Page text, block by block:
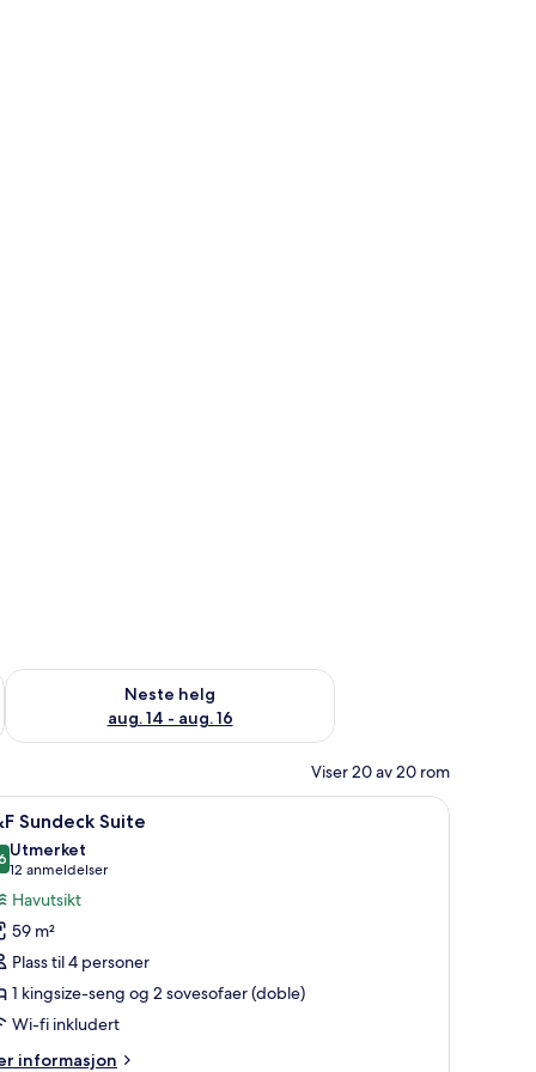
7 - aug. 9
Neste helg
aug. 14 - aug. 16
Sjekk tilgjengelighet for neste helg, aug. 14 - aug. 16
Viser 20 av 20 rom
| Minibar (inkludert), safe på rommet, skrivebord og blendingsgardiner
F&F Sundeck Suite | Minibar (inkludert),
15 Sundeck Suite
av 10
Utmerket
12 anmeldelser
(12
anmeldelser)
Havutsikt
59 m²
Plass til 4 personer
1 kingsize-seng og 2 sovesofaer (doble)
Wi-fi inkludert
informasjon